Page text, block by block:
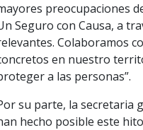
preocupaciones
Seguro con Causa, a
Colaboramos
en nuestro
a las personas”.
su parte, la secretaria
hecho posible este